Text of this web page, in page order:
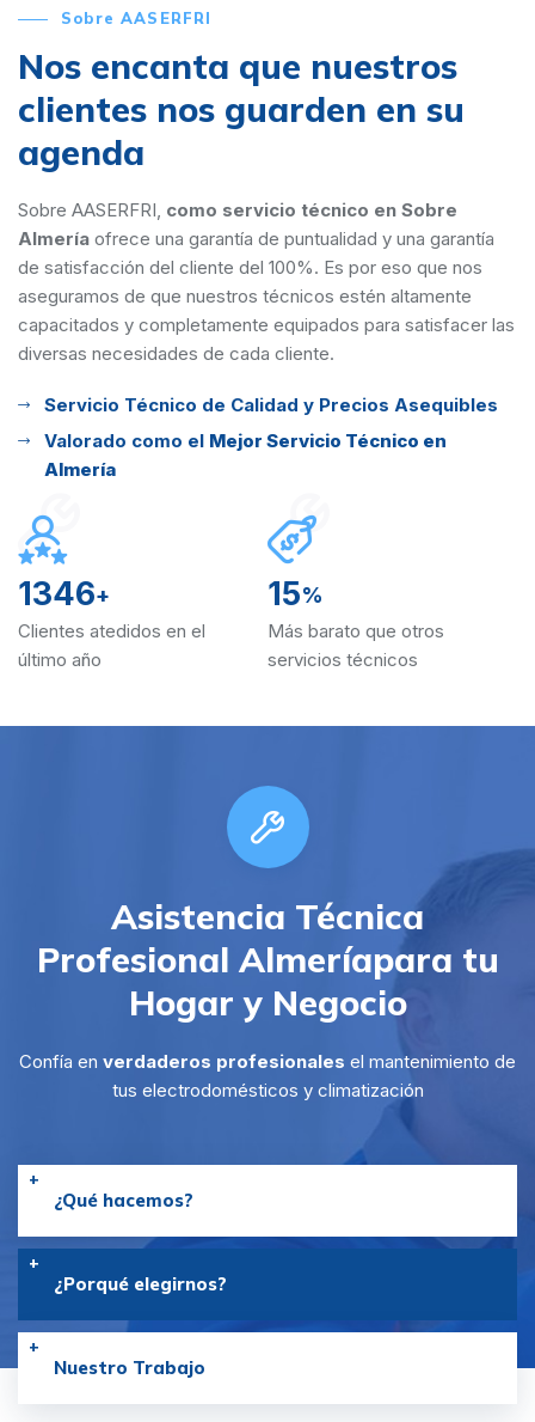
Sobre AASERFRI
Nos encanta que nuestros
clientes nos guarden en su
agenda
Sobre AASERFRI, como servicio técnico en Sobre
Almería ofrece una garantía de puntualidad y una garantía
de satisfacción del cliente del 100%. Es por eso que nos
aseguramos de que nuestros técnicos estén altamente
capacitados y completamente equipados para satisfacer las
diversas necesidades de cada cliente.
Servicio Técnico de Calidad y Precios Asequibles
Valorado como el Mejor Servicio Técnico en
Almería
1346+
Clientes atedidos en el
último año
15%
Más barato que otros
servicios técnicos
Asistencia Técnica
Profesional Almeríapara tu
Hogar y Negocio
Confía en verdaderos profesionales el mantenimiento de
tus electrodomésticos y climatización
¿Qué hacemos?
¿Porqué elegirnos?
Nuestro Trabajo